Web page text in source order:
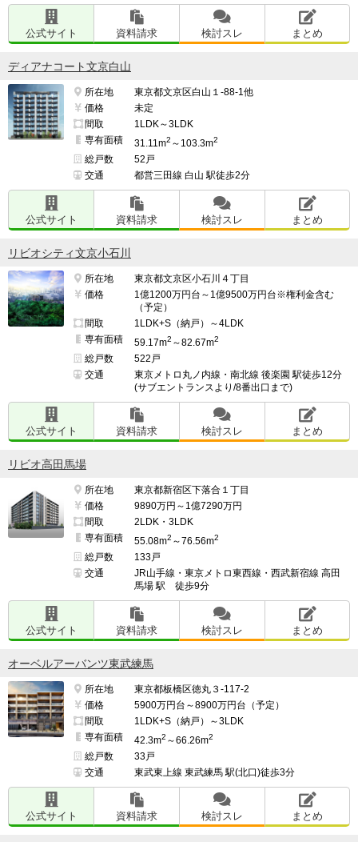
公式サイト 資料請求 検討スレ まとめ
ディアナコート文京白山
所在地
東京都文京区白山１-88-1他
価格
未定
間取
1LDK～3LDK
専有面積
31.11m2 ～103.3m2
総戸数
52戸
交通
都営三田線 白山 駅徒歩2分
公式サイト 資料請求 検討スレ まとめ
リビオシティ文京小石川
所在地
東京都文京区小石川４丁目
価格
1億1200万円台～1億9500万円台※権利金含む
（予定）
間取
1LDK+S（納戸）～4LDK
専有面積
59.17m2 ～82.67m2
総戸数
522戸
交通
東京メトロ丸ノ内線・南北線 後楽園 駅徒歩12分
(サブエントランスより/8番出口まで)
公式サイト 資料請求 検討スレ まとめ
リビオ高田馬場
所在地
東京都新宿区下落合１丁目
価格
9890万円～1億7290万円
間取
2LDK・3LDK
専有面積
55.08m2 ～76.56m2
総戸数
133戸
交通
JR山手線・東京メトロ東西線・西武新宿線 高田
馬場 駅 徒歩9分
公式サイト 資料請求 検討スレ まとめ
オーベルアーバンツ東武練馬
所在地
東京都板橋区徳丸３-117-2
価格
5900万円台～8900万円台（予定）
間取
1LDK+S（納戸）～3LDK
専有面積
42.3m2 ～66.26m2
総戸数
33戸
交通
東武東上線 東武練馬 駅(北口)徒歩3分
公式サイト 資料請求 検討スレ まとめ